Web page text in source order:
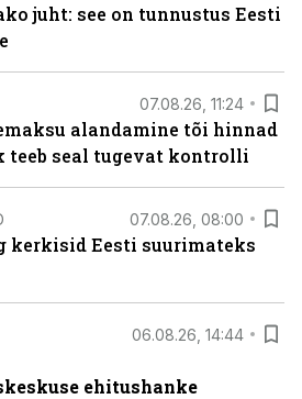
juht: see on tunnustus Eesti
07.08.26, 11:24
alandamine tõi hinnad
seal tugevat kontrolli
07.08.26, 08:00
kerkisid Eesti suurimateks
06.08.26, 14:44
ehitushanke